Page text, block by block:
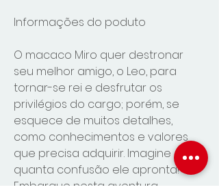
Informações do poduto
O macaco Miro quer destronar
seu melhor amigo, o Leo, para
tornar-se rei e desfrutar os
privilégios do cargo; porém, se
esquece de muitos detalhes,
como conhecimentos e valores
que precisa adquirir. Imagine
quanta confusão ele apronta!
Embarque nesta aventura